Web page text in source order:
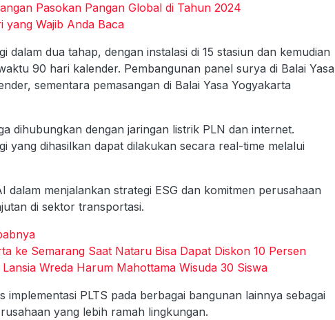
Pasokan Pangan Global di Tahun 2024
yang Wajib Anda Baca
dalam dua tahap, dengan instalasi di 15 stasiun dan kemudian
90 hari kalender. Pembangunan panel surya di Balai Yasa
sementara pemasangan di Balai Yasa Yogyakarta
dihubungkan dengan jaringan listrik PLN dan internet.
yang dihasilkan dapat dilakukan secara real-time melalui
dalam menjalankan strategi ESG dan komitmen perusahaan
di sektor transportasi.
ke Semarang Saat Nataru Bisa Dapat Diskon 10 Persen
Wreda Harum Mahottama Wisuda 30 Siswa
PLTS pada berbagai bangunan lainnya sebagai
yang lebih ramah lingkungan.